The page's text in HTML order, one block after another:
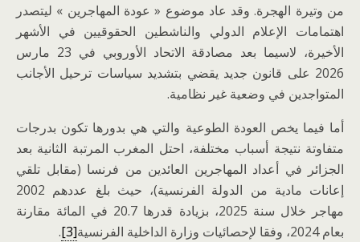
من وتيرة الهجرة. وقد عاد موضوع « عودة المهاجرين » ليتصدر
اهتمامات الإعلام الدولي والناشطين الحقوقيين في الأشهر
الأخيرة، لاسيما بعد مصادقة الاتحاد الأوروبي في 23 مارس
2026 على قانون جديد يقضي بتشديد سياسات ترحيل الأجانب
المتواجدين في وضعية غير نظامية.
أما فيما يخص العودة الطوعية والتي هي بدورها تكون بدرجات
متفاوتة نتيجة أسباب مختلفة، احتل المغرب المرتبة الثانية بعد
الجزائر في أعداد المهاجرين العائدين من فرنسا (مقابل تلقي
إعانات مادية من الدولة الفرنسية)، حيث بلغ عددهم 2002
مهاجر خلال سنة 2025، بزيادة قدرها 20.7 في المائة مقارنة
بعام 2024، وفقا لإحصائيات وزارة الداخلية الفرنسية
[3]
.